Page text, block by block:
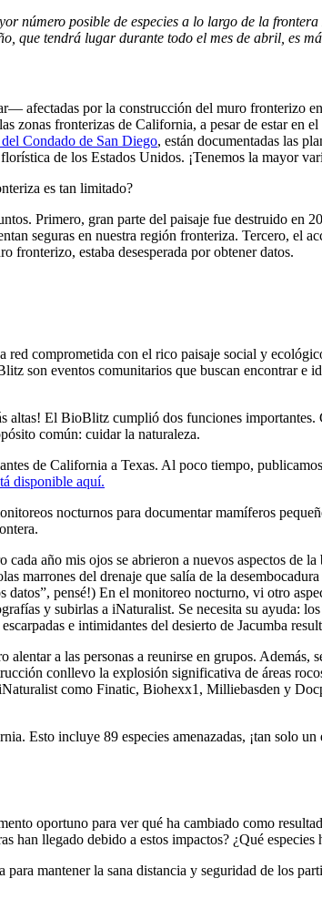
número posible de especies a lo largo de la
que tendrá lugar durante todo el mes de abril, es
afectadas por la construcción del muro fronterizo
zonas fronterizas de California, a pesar de estar en
Condado de San Diego, están documentadas las
de los Estados Unidos. ¡Tenemos la mayor
es tan limitado?
Primero, gran parte del paisaje fue destruido en
seguras en nuestra región fronteriza. Tercero, el
fronterizo, estaba desesperada por obtener datos.
comprometida con el rico paisaje social y
son eventos comunitarios que buscan encontrar e
altas! El BioBlitz cumplió dos funciones importantes.
común: cuidar la naturaleza.
de California a Texas. Al poco tiempo,
disponible aquí.
nocturnos para documentar mamíferos
año mis ojos se abrieron a nuevos aspectos de
marrones del drenaje que salía de la
datos”, pensé!) En el monitoreo nocturno, vi otro
y subirlas a iNaturalist. Se necesita su ayuda:
e intimidantes del desierto de Jacumba
a las personas a reunirse en grupos. Además,
conllevo la explosión significativa de áreas
como Finatic, Biohexx1, Milliebasden y
Esto incluye 89 especies amenazadas, ¡tan solo
oportuno para ver qué ha cambiado como
han llegado debido a estos impactos? ¿Qué especies
mantener la sana distancia y seguridad de los